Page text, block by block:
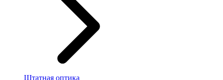
Штатная оптика